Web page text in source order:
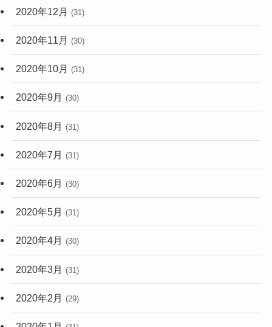
2020年12月 (31)
2020年11月 (30)
2020年10月 (31)
2020年9月 (30)
2020年8月 (31)
2020年7月 (31)
2020年6月 (30)
2020年5月 (31)
2020年4月 (30)
2020年3月 (31)
2020年2月 (29)